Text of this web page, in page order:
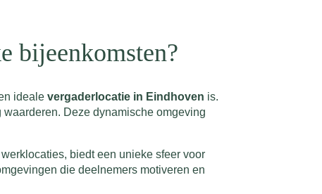
bijeenkomsten?
ideale vergaderlocatie in Eindhoven is.
Deze dynamische omgeving
biedt een unieke sfeer voor
die deelnemers motiveren en